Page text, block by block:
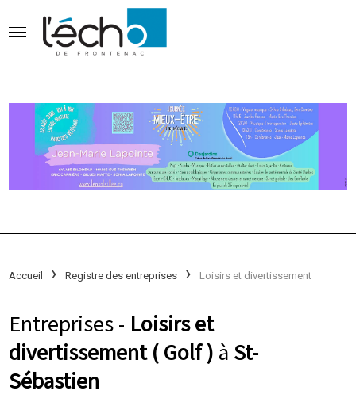
Accueil Registre des entreprises Loisirs et divertissement
Entreprises - Loisirs et
divertissement ( Golf ) à St-
Sébastien